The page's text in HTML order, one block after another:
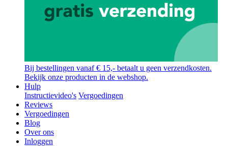
Bij bestellingen vanaf € 15,- betaalt u geen verzendkosten.
Bekijk onze producten in de webshop.
Hulp
Instructievideo's Vergoedingen
Reviews
Vergoedingen
Blog
Over ons
Inloggen